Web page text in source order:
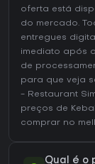
oferta está
do mercado.
entregues
imediato após
de
para que veja
- Restaurant
preços de
comprar no
Qual é o